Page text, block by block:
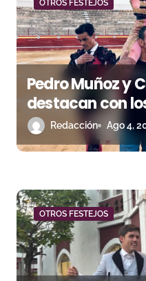
d
e
e
n
r
d
a
s
OTROS FESTEJOS
Pedro Muñoz y
destacan con
Andrades e
Redacción Ago 4,
OTROS FESTEJOS